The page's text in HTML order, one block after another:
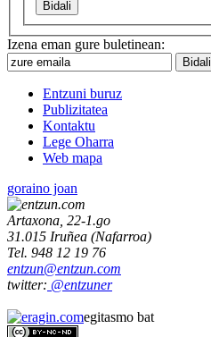
Izena eman gure buletinean:
Entzuni buruz
Publizitatea
Kontaktu
Lege Oharra
Web mapa
goraino joan
Artaxona, 22-1.go
31.015 Iruñea (Nafarroa)
Tel. 948 12 19 76
entzun@entzun.com
twitter: @entzuner
egitasmo bat